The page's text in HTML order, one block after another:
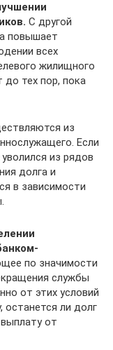
С другой
повышает
всех
жилищного
тех пор, пока
из
Если
из рядов
долга и
в зависимости
по значимости
службы
от этих условий
останется ли долг
от